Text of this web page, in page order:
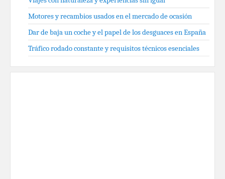
Motores y recambios usados en el mercado de ocasión
Dar de baja un coche y el papel de los desguaces en España
Tráfico rodado constante y requisitos técnicos esenciales